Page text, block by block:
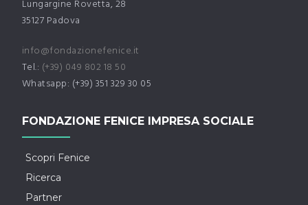
Lungargine Rovetta, 28
35127 Padova
info@fondazionefenice.it
Tel.: (+39) 049 802 18 50
Whatsapp: (+39) 351 329 30 05
FONDAZIONE FENICE IMPRESA SOCIALE
Scopri Fenice
Ricerca
Partner